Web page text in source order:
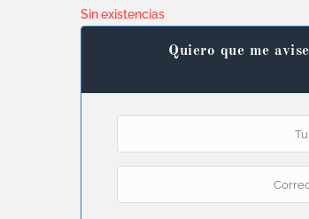
Sin existencias
Quiero que me